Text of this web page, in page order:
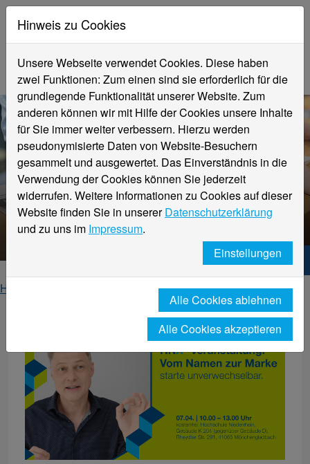
Veranstaltungsdetails
Hochschule Niederrhein. Dein Weg.
Home
Veranstaltungen
Hinweis zu Cookies
Unsere Webseite verwendet Cookies. Diese haben
zwei Funktionen: Zum einen sind sie erforderlich für die
grundlegende Funktionalität unserer Website. Zum
anderen können wir mit Hilfe der Cookies unsere Inhalte
für Sie immer weiter verbessern. Hierzu werden
pseudonymisierte Daten von Website-Besuchern
gesammelt und ausgewertet. Das Einverständnis in die
Verwendung der Cookies können Sie jederzeit
widerrufen. Weitere Informationen zu Cookies auf dieser
Website finden Sie in unsererDatenschutzerklärung
und zu uns im Impressum.
Einstellungen
Alle Cookies ablehnen
Alle Cookies akzeptieren